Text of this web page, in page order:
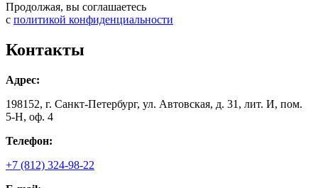
Продолжая, вы соглашаетесь
с политикой конфиденциальности
Контакты
Адрес:
198152, г. Санкт-Петербург, ул. Автовская, д. 31, лит. И, пом.
5-Н, оф. 4
Телефон:
+7 (812) 324-98-22